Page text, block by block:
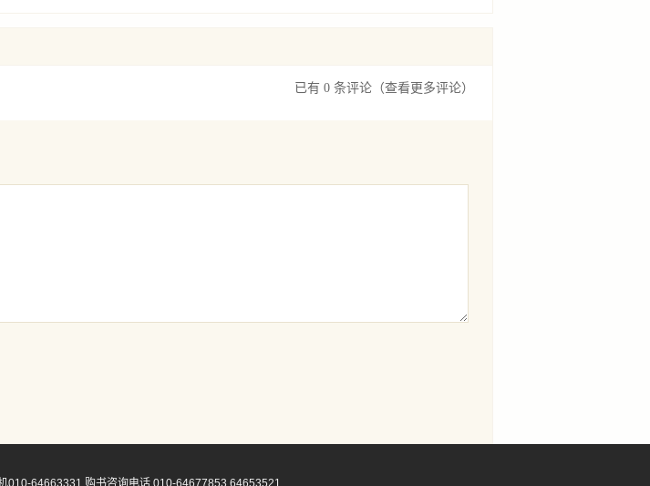
已有 0 条评论 （查看更多评论）
010-64663331 购书咨询电话 010-64677853 64653521